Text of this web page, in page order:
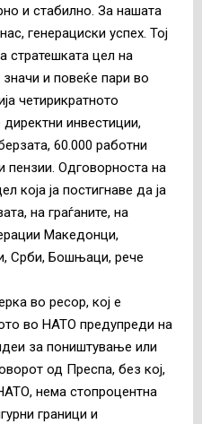
и стабилно. За нашата
генерациски успех. Тој
стратешката цел на
значи и повеќе пари во
четирикратното
инвестиции,
60.000 работни
пензии. Одговорноста на
која ја постигнаве да ја
на граѓаните, на
Македонци,
Срби, Бошњаци, рече
во ресор, кој е
во НАТО предупреди на
за поништување или
од Преспа, без кој,
нема стопроцентна
граници и